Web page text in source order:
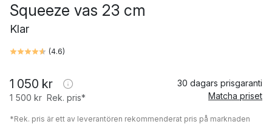
Squeeze vas 23 cm
Klar
(4.6)
1 050 kr
1 500 kr Rek. pris*
30 dagars prisgaranti
Matcha priset
*Rek. pris är ett av leverantören rekommenderat pris på marknaden